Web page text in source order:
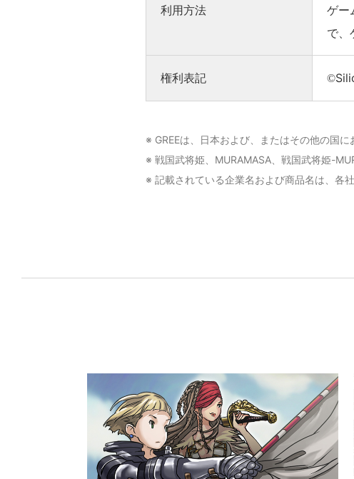
利用方法
ゲー
で、
権利表記 ©
※ GREEは、日本および、またはその他の国
※ 戦国武将姫、MURAMASA、戦国武将姫-
※ 記載されている企業名および商品名は、各